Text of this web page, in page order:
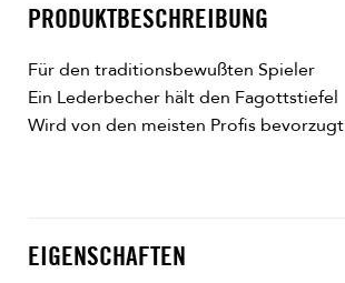
PRODUKTBESCHREIBUNG
Für den traditionsbewußten Spieler
Ein Lederbecher hält den Fagottstiefel
Wird von den meisten Profis bevorzugt
EIGENSCHAFTEN